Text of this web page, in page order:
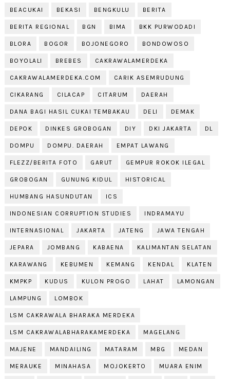
BEACUKAI BEKASI BENGKULU BERITA
BERITA REGIONAL BGN BIMA BKK PURWODADI
BLORA BOGOR BOJONEGORO BONDOWOSO
BOYOLALI BREBES CAKRAWALAMERDEKA
CAKRAWALAMERDEKA.COM CARIK ASEMRUDUNG
CIKARANG CILACAP CITARUM DAERAH
DANA BAGI HASIL CUKAI TEMBAKAU DELI DEMAK
DEPOK DINKES GROBOGAN DIY DKI JAKARTA DL
DOMPU DOMPU. DAERAH EMPAT LAWANG
FLEZZ/BERITA FOTO GARUT GEMPUR ROKOK ILEGAL
GROBOGAN GUNUNG KIDUL HISTORICAL
HUMBANG HASUNDUTAN ICS
INDONESIAN CORRUPTION STUDIES INDRAMAYU
INTERNASIONAL JAKARTA JATENG JAWA TENGAH
JEPARA JOMBANG KABAENA KALIMANTAN SELATAN
KARAWANG KEBUMEN KEMANG KENDAL KLATEN
KMPKP KUDUS KULON PROGO LAHAT LAMONGAN
LAMPUNG LOMBOK
LSM CAKRAWALA BHARAKA MERDEKA
LSM CAKRAWALABHARAKAMERDEKA MAGELANG
MAJENE MANDAILING MATARAM MBG MEDAN
MERAUKE MINAHASA MOJOKERTO MUARA ENIM